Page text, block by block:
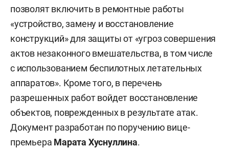
позволят включить в ремонтные работы
«устройство, замену и восстановление
конструкций» для защиты от «угроз совершения
актов незаконного вмешательства, в том числе
с использованием беспилотных летательных
аппаратов». Кроме того, в перечень
разрешенных работ войдет восстановление
объектов, поврежденных в результате атак.
Документ разработан по поручению вице-
премьера Марата Хуснуллина.